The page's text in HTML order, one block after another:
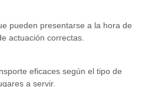
pueden presentarse a la hora de
actuación correctas.
eficaces según el tipo de
a servir.